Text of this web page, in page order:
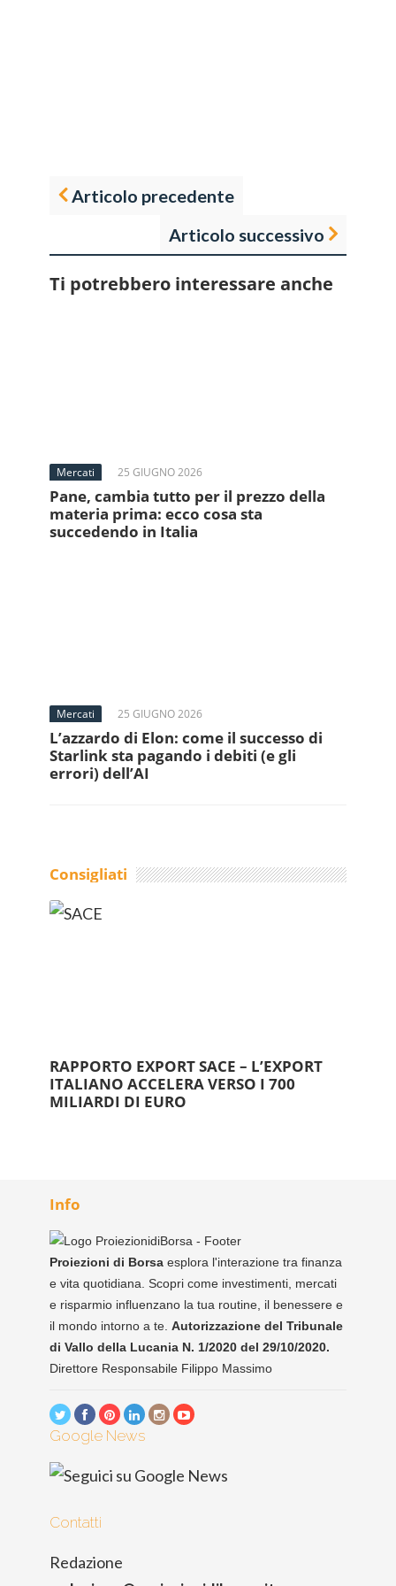
Articolo precedente
Articolo successivo
Ti potrebbero interessare anche
Mercati 25 GIUGNO 2026
Pane, cambia tutto per il prezzo della
materia prima: ecco cosa sta
succedendo in Italia
Mercati 25 GIUGNO 2026
L’azzardo di Elon: come il successo di
Starlink sta pagando i debiti (e gli
errori) dell’AI
Consigliati
RAPPORTO EXPORT SACE – L’EXPORT
ITALIANO ACCELERA VERSO I 700
MILIARDI DI EURO
Info
Proiezioni di Borsa esplora l'interazione tra finanza
e vita quotidiana. Scopri come investimenti, mercati
e risparmio influenzano la tua routine, il benessere e
il mondo intorno a te. Autorizzazione del Tribunale
di Vallo della Lucania N. 1/2020 del 29/10/2020.
Direttore Responsabile Filippo Massimo
Google News
Contatti
Redazione